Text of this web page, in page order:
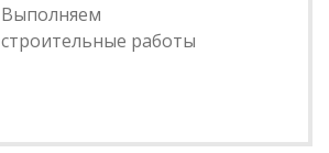
Выполняем
строительные работы